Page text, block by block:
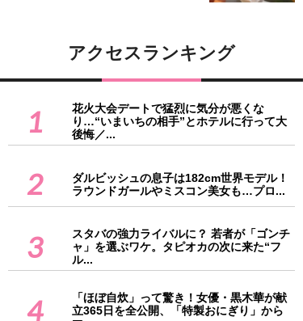
アクセスランキング
1
花火大会デートで猛烈に気分が悪くな
り…“いまいちの相手”とホテルに行って大
後悔／...
2
ダルビッシュの息子は182cm世界モデル！
ラウンドガールやミスコン美女も…プロ...
3
スタバの強力ライバルに？ 若者が「ゴンチ
ャ」を選ぶワケ。タピオカの次に来た“フ
ル...
4
「ほぼ自炊」って驚き！女優・黒木華が献
立365日を全公開、「特製おにぎり」から